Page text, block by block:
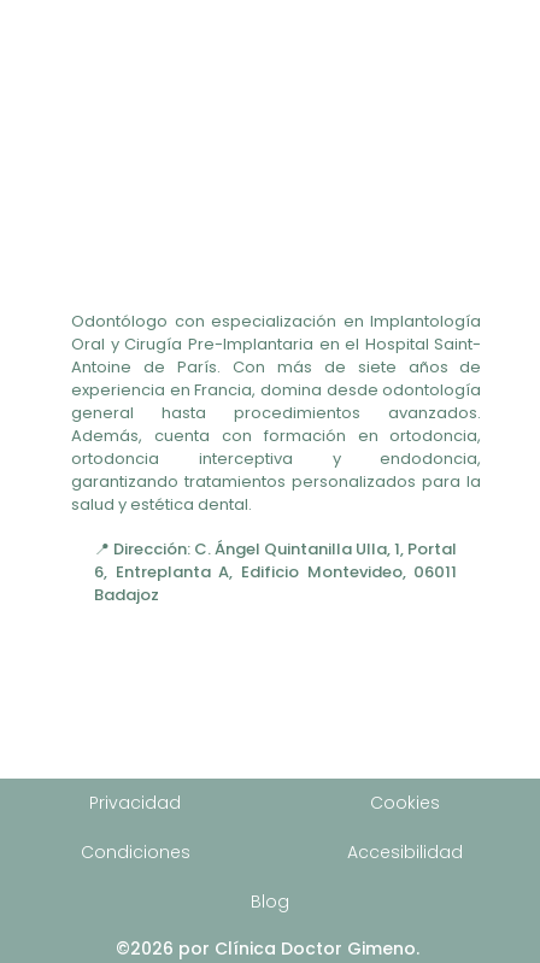
Odontólogo con especialización en Implantología
Oral y Cirugía Pre-Implantaria en el Hospital Saint-
Antoine de París. Con más de siete años de
experiencia en Francia, domina desde odontología
general hasta procedimientos avanzados.
Además, cuenta con formación en ortodoncia,
ortodoncia interceptiva y endodoncia,
garantizando tratamientos personalizados para la
salud y estética dental.
📍 Dirección: C. Ángel Quintanilla Ulla, 1, Portal
6, Entreplanta A, Edificio Montevideo, 06011
Badajoz
Privacidad Cookies
Condiciones Accesibilidad
Blog
©2026 por Clínica Doctor Gimeno.